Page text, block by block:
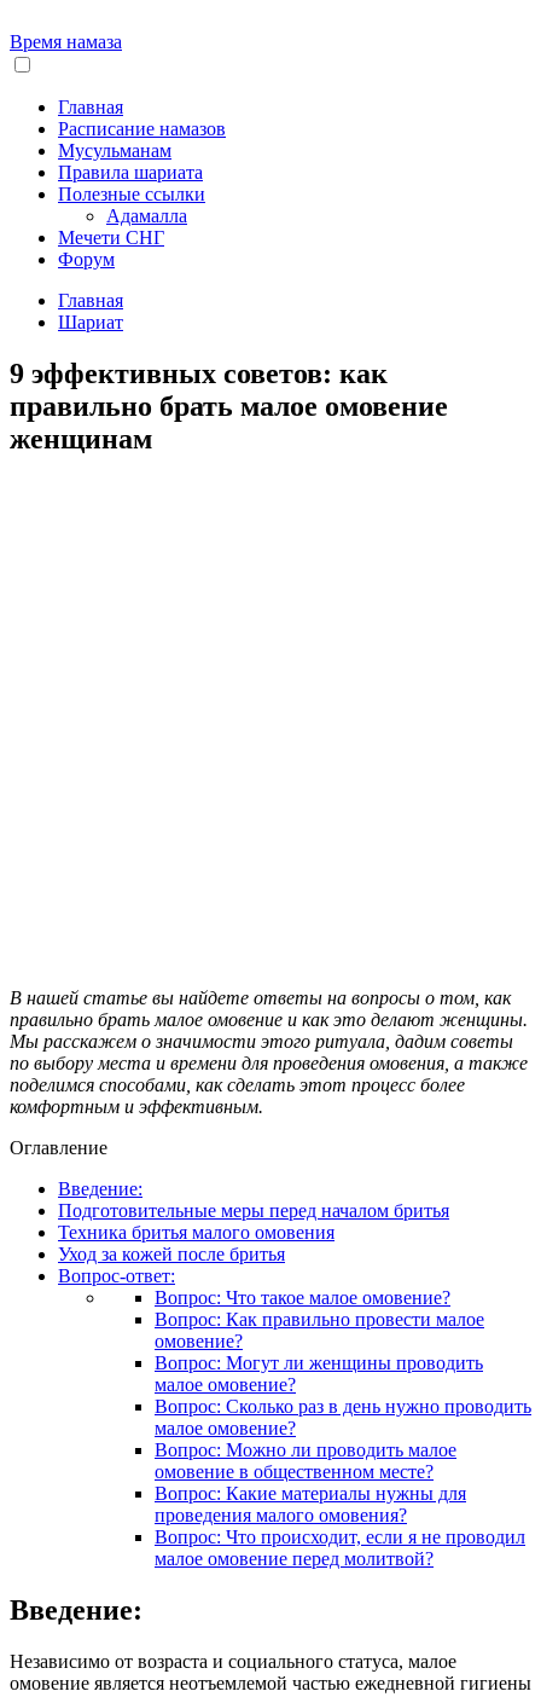
Время намаза
Главная
Расписание намазов
Мусульманам
Правила шариата
Полезные ссылки
Адамалла
Мечети СНГ
Форум
Главная
Шариат
9 эффективных советов: как
правильно брать малое омовение
женщинам
В нашей статье вы найдете ответы на вопросы о том, как
правильно брать малое омовение и как это делают женщины.
Мы расскажем о значимости этого ритуала, дадим советы
по выбору места и времени для проведения омовения, а также
поделимся способами, как сделать этот процесс более
комфортным и эффективным.
Оглавление
Введение:
Подготовительные меры перед началом бритья
Техника бритья малого омовения
Уход за кожей после бритья
Вопрос-ответ:
Вопрос: Что такое малое омовение?
Вопрос: Как правильно провести малое
омовение?
Вопрос: Могут ли женщины проводить
малое омовение?
Вопрос: Сколько раз в день нужно проводить
малое омовение?
Вопрос: Можно ли проводить малое
омовение в общественном месте?
Вопрос: Какие материалы нужны для
проведения малого омовения?
Вопрос: Что происходит, если я не проводил
малое омовение перед молитвой?
Введение:
Независимо от возраста и социального статуса, малое
омовение является неотъемлемой частью ежедневной гигиены